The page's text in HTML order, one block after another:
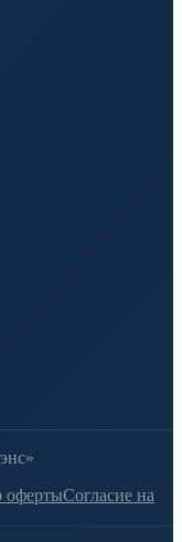
офертыСогласие на